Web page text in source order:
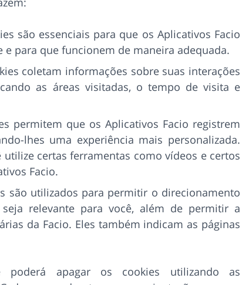
são essenciais para que os Aplicativos Facio
para que funcionem de maneira adequada.
coletam informações sobre suas interações
as áreas visitadas, o tempo de visita e
permitem que os Aplicativos Facio registrem
lhes uma experiência mais personalizada.
certas ferramentas como vídeos e certos
Facio.
são utilizados para permitir o direcionamento
relevante para você, além de permitir a
da Facio. Eles também indicam as páginas
poderá apagar os cookies utilizando as